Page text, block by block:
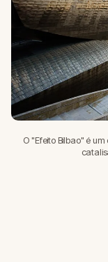
O "Efeito Bilbao" é